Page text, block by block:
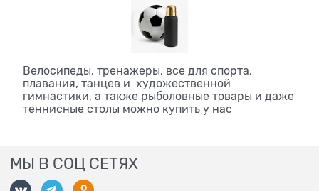
Велосипеды, тренажеры, все для спорта,
плавания, танцев и художественной
гимнастики, а также рыболовные товары и даже
теннисные столы можно купить у нас
МЫ В СОЦ СЕТЯХ